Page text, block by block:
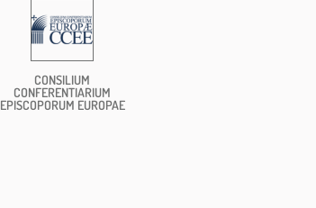
CONSILIUM
CONFERENTIARIUM
EPISCOPORUM EUROPAE